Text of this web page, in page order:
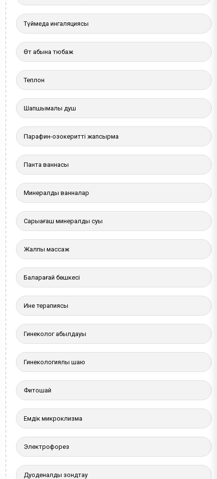
Түймедақ ингаляциясы
Өт қабына тюбаж
Теплон
Шапшымалы душ
Парафин-озокеритті жапсырма
Панта ваннасы
Минералды ванналар
Сарыағаш минералды суы
Жалпы массаж
Балқарағай бөшкесі
Ине терапиясы
Гинеколог қабылдауы
Гинекологиялық шаю
Фитошай
Емдік микроклизма
Электрофорез
Дуоденалды зондтау